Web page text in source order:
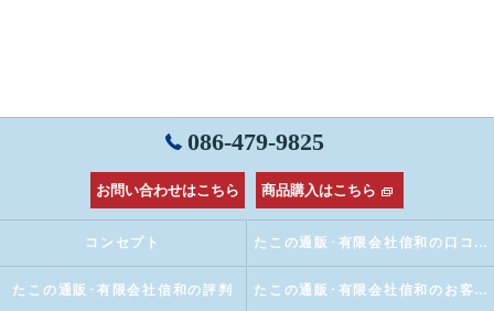
086-479-9825
お問い合わせはこちら 商品購入はこちら
コンセプト たこの通販･有限会社信和の口コミ情報
たこの通販･有限会社信和の評判 たこの通販･有限会社信和のお客様の声